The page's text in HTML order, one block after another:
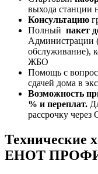
выхода станции
Консультацию
Полный пакет
Администрации
обслуживание),
ЖБО
Помощь с
сдачей дома в
Возможность
% и переплат.
рассрочку через
Технические
ЕНОТ